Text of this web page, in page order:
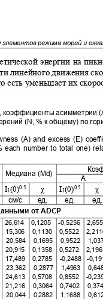
элементов режима морей и
энергии на
линейного движения
есть уменьшает их
асимметрии
(N, % к общему) по
(А) and excess (E)
each number to total one)
Медиана (Md)
А
I1(0)0.5 χ I 1(0)0.5 χ
см/с ед ед
отADCP
26,614 0,1205 -0,5256
15,306 0,1130 0,5522
20,584 0,1695 0,9522
20,915 0,1358 0,5272
17,489 0,2785 -0,2488
-
23,362 0,2877 1,4963
24,613 0,5708 0,8552 -
21,216 0,3064 0,7402
20,044 0,2882 1,1688